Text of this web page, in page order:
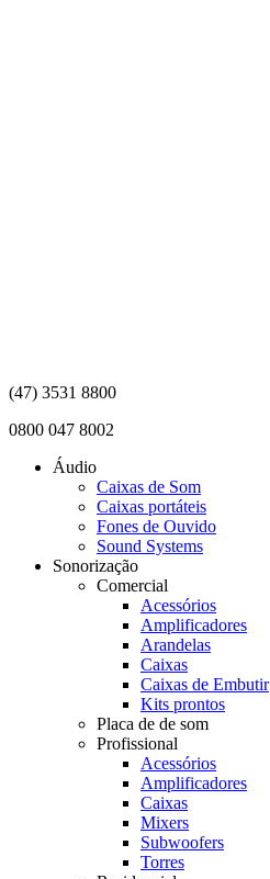
(47) 3531 8800
0800 047 8002
Áudio
Caixas de Som
Caixas portáteis
Fones de Ouvido
Sound Systems
Sonorização
Comercial
Acessórios
Amplificadores
Arandelas
Caixas
Caixas de Embutir
Kits prontos
Placa de de som
Profissional
Acessórios
Amplificadores
Caixas
Mixers
Subwoofers
Torres